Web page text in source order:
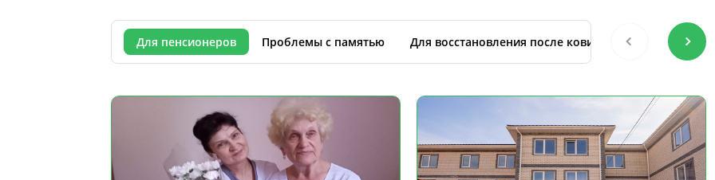
Для пенсионеров Проблемы с памятью Для восстановления после ковида С уходом за